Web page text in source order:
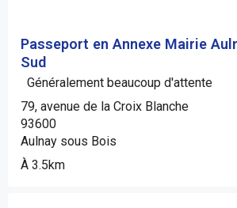
Passeport en Annexe Mairie
Sud
Généralement beaucoup d'attente
79, avenue de la Croix Blanche
93600
Aulnay sous Bois
À 3.5km